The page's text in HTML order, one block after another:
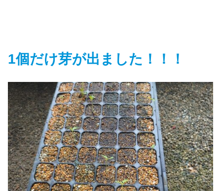
1個だけ芽が出ました！！！